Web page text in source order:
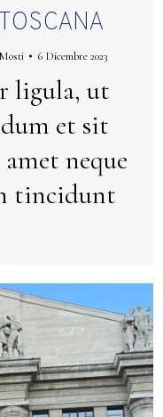
6 Dicembre 2023
ligula, ut
et sit
neque
tincidunt